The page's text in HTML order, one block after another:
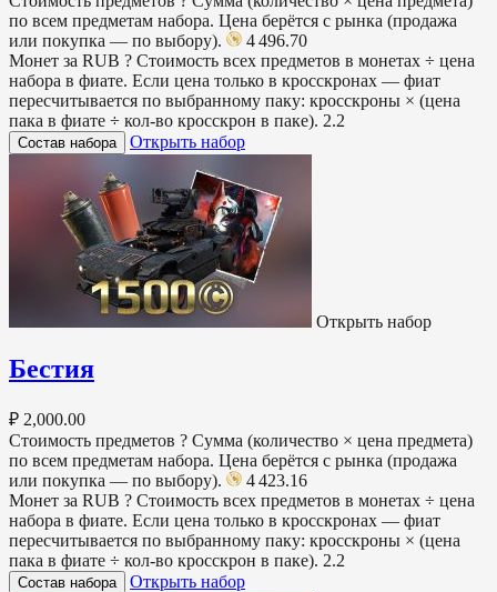
по всем предметам набора. Цена берётся с рынка (продажа
или покупка — по выбору).
4 496.70
Монет за RUB ? Стоимость всех предметов в монетах ÷ цена
набора в фиате. Если цена только в кросскронах — фиат
пересчитывается по выбранному паку: кросскроны × (цена
пака в фиате ÷ кол-во кросскрон в паке). 2.2
Состав набора Открыть набор
Открыть набор
Бестия
₽ 2,000.00
Стоимость предметов ? Сумма (количество × цена предмета)
по всем предметам набора. Цена берётся с рынка (продажа
или покупка — по выбору).
4 423.16
Монет за RUB ? Стоимость всех предметов в монетах ÷ цена
набора в фиате. Если цена только в кросскронах — фиат
пересчитывается по выбранному паку: кросскроны × (цена
пака в фиате ÷ кол-во кросскрон в паке). 2.2
Состав набора Открыть набор